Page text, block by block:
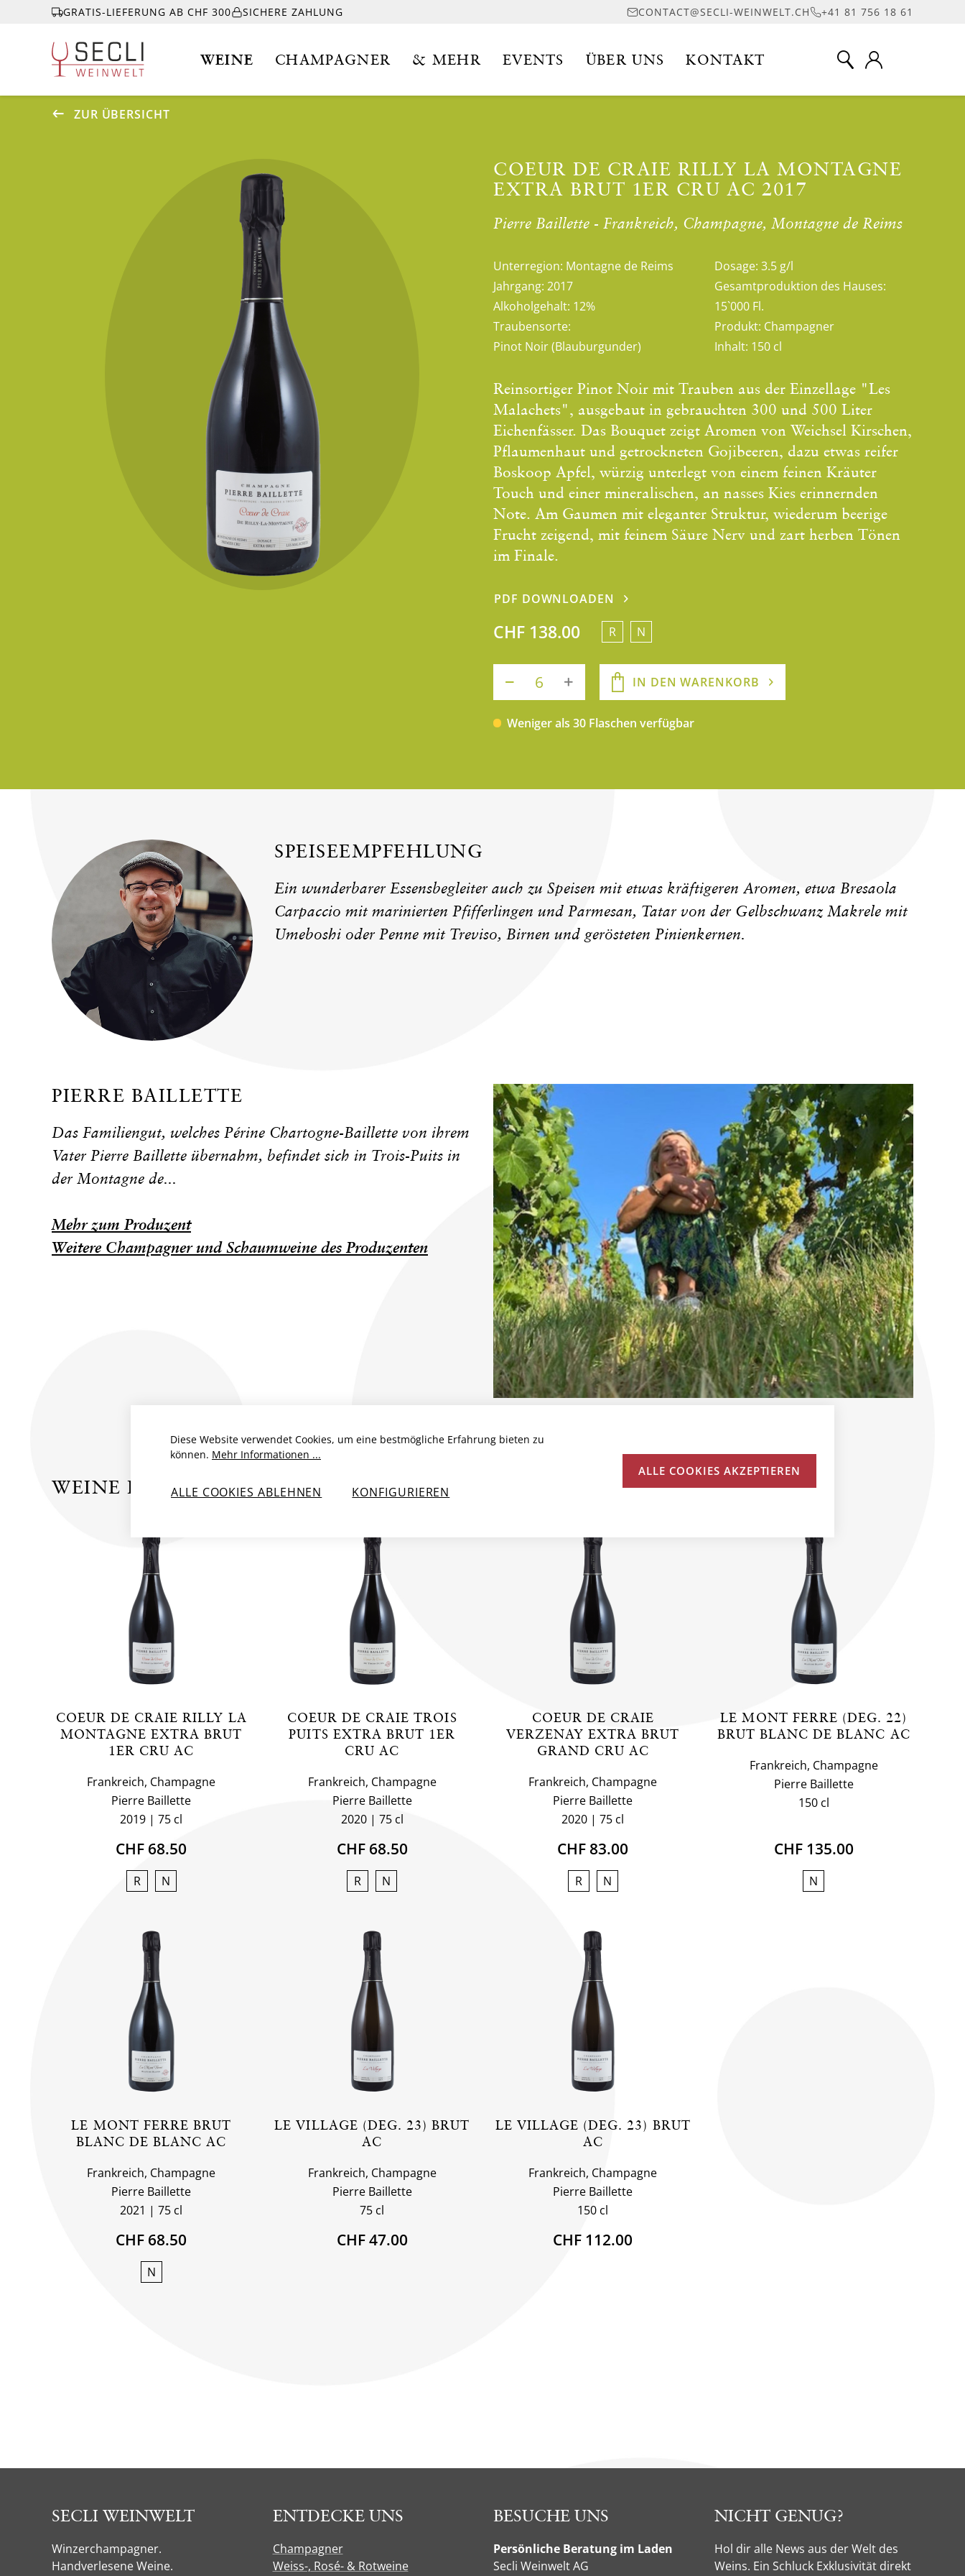
GRATIS-LIEFERUNG AB CHF 300 SICHERE ZAHLUNG CONTACT@SECLI-WEINWELT.CH +41 81 756 18 61
WEINE CHAMPAGNER & MEHR EVENTS ÜBER UNS KONTAKT
ZUR ÜBERSICHT
COEUR DE CRAIE RILLY LA MONTAGNE
EXTRA BRUT 1ER CRU AC 2017
Pierre Baillette - Frankreich, Champagne, Montagne de Reims
Unterregion: Montagne de Reims
Jahrgang: 2017
Alkoholgehalt: 12%
Traubensorte:
Pinot Noir (Blauburgunder)
Dosage: 3.5 g/l
Gesamtproduktion des Hauses:
15`000 Fl.
Produkt: Champagner
Inhalt: 150 cl
Reinsortiger Pinot Noir mit Trauben aus der Einzellage "Les
Malachets", ausgebaut in gebrauchten 300 und 500 Liter
Eichenfässer. Das Bouquet zeigt Aromen von Weichsel Kirschen,
Pflaumenhaut und getrockneten Gojibeeren, dazu etwas reifer
Boskoop Apfel, würzig unterlegt von einem feinen Kräuter
Touch und einer mineralischen, an nasses Kies erinnernden
Note. Am Gaumen mit eleganter Struktur, wiederum beerige
Frucht zeigend, mit feinem Säure Nerv und zart herben Tönen
im Finale.
PDF DOWNLOADEN
CHF 138.00 R N
IN DEN WARENKORB
Weniger als 30 Flaschen verfügbar
SPEISEEMPFEHLUNG
Ein wunderbarer Essensbegleiter auch zu Speisen mit etwas kräftigeren Aromen, etwa Bresaola
Carpaccio mit marinierten Pfifferlingen und Parmesan, Tatar von der Gelbschwanz Makrele mit
Umeboshi oder Penne mit Treviso, Birnen und gerösteten Pinienkernen.
PIERRE BAILLETTE
Das Familiengut, welches Périne Chartogne-Baillette von ihrem
Vater Pierre Baillette übernahm, befindet sich in Trois-Puits in
der Montagne de...
Mehr zum Produzent
Weitere Champagner und Schaumweine des Produzenten
WEINE DES PRODUZENTEN
COEUR DE CRAIE RILLY LA
MONTAGNE EXTRA BRUT
1ER CRU AC
Frankreich, Champagne
Pierre Baillette
2019
75 cl
CHF 68.50
R N
COEUR DE CRAIE TROIS
PUITS EXTRA BRUT 1ER
CRU AC
Frankreich, Champagne
Pierre Baillette
2020
75 cl
CHF 68.50
R N
COEUR DE CRAIE
VERZENAY EXTRA BRUT
GRAND CRU AC
Frankreich, Champagne
Pierre Baillette
2020
75 cl
CHF 83.00
R N
LE MONT FERRE (DEG. 22)
BRUT BLANC DE BLANC AC
Frankreich, Champagne
Pierre Baillette
150 cl
CHF 135.00
N
LE MONT FERRE BRUT
BLANC DE BLANC AC
Frankreich, Champagne
Pierre Baillette
2021
75 cl
CHF 68.50
N
LE VILLAGE (DEG. 23) BRUT
AC
Frankreich, Champagne
Pierre Baillette
75 cl
CHF 47.00
LE VILLAGE (DEG. 23) BRUT
AC
Frankreich, Champagne
Pierre Baillette
150 cl
CHF 112.00
SECLI WEINWELT
Winzerchampagner.
Handverlesene Weine.
ENTDECKE UNS
Champagner
Weiss-, Rosé- & Rotweine
BESUCHE UNS
Persönliche Beratung im Laden
Secli Weinwelt AG
NICHT GENUG?
Hol dir alle News aus der Welt des
Weins. Ein Schluck Exklusivität direkt
Diese Website verwendet Cookies, um eine bestmögliche Erfahrung bieten zu
können. Mehr Informationen ...
ALLE COOKIES ABLEHNEN KONFIGURIEREN
ALLE COOKIES AKZEPTIEREN